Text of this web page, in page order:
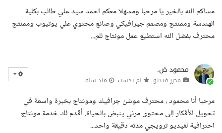
مساكم الله بالخير يا مرحبا ومسهلا معكم احمد سيد علي طالب بكلية
الهندسة وممنتج ومصمم جيرافيكي وصانع محتوي علي يوتيوب وممنتج
محترف بفضل الله استطيع عمل مونتاج للم...
محمود ض.
محرر فيديو لم يحسب منذ سنة
مرحبا أنا محمود ، محترف موشن جرافيك ومونتاج بخبرة واسعة في
تحويل الأفكار إلى محتوى مرئي ينبض بالحياة. أقدم لك خدمة مونتاج
احترافية لفيديو ترويجي مدته دقيقة واحد...